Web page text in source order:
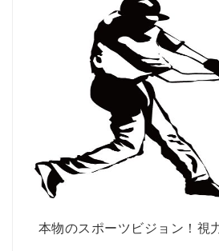
本物のスポーツビジョン！視